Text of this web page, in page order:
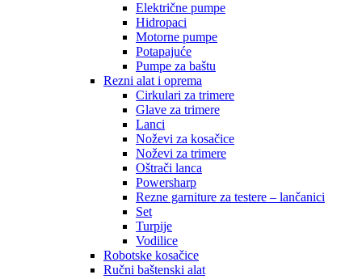
Električne pumpe
Hidropaci
Motorne pumpe
Potapajuće
Pumpe za baštu
Rezni alat i oprema
Cirkulari za trimere
Glave za trimere
Lanci
Noževi za kosačice
Noževi za trimere
Oštrači lanca
Powersharp
Rezne garniture za testere – lančanici
Set
Turpije
Vodilice
Robotske kosačice
Ručni baštenski alat